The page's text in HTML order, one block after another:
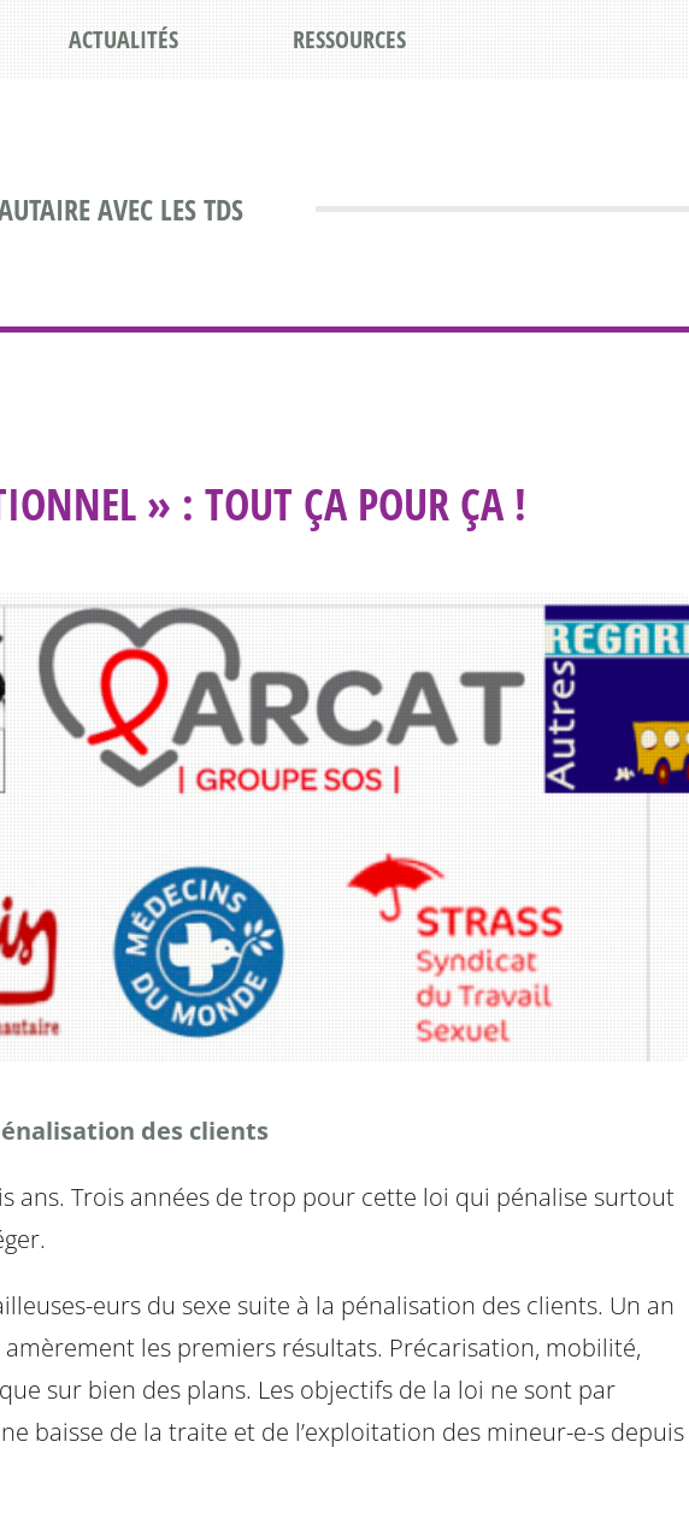
AVEC LES TDS
ACTUALITÉS RESSOURCES
» : TOUT ÇA POUR ÇA !
des clients
ans. Trois années de trop pour cette loi qui pénalise surtout
eurs du sexe suite à la pénalisation des clients. Un an
les premiers résultats. Précarisation, mobilité,
sur bien des plans. Les objectifs de la loi ne sont par
baisse de la traite et de l’exploitation des mineur-e-s depuis